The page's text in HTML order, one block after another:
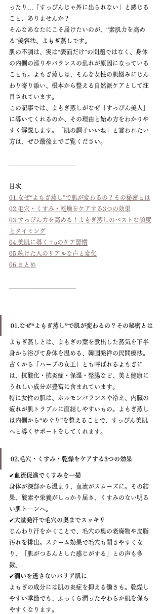
ったり…「すっぴんじゃ外に出られない」と感じる
こと、ありませんか？
そんなあなたにこそ届けたいのが、“素肌力を高め
る”美容法、
よもぎ蒸しです。
肌の不調は、実は“表面だけ”の問題ではなく、身体
の内側の巡りやバランスの乱れが原因になっている
ことも。よもぎ蒸しは、そんな女性の肌悩みにじん
わり寄り添い、根本から整える自然派ケアとして注
目されています。
この記事では、よもぎ蒸しがなぜ「すっぴん美人」
に導いてくれるのか、その理由と始め方をわかりや
すく解説します。「肌の調子いいね」と言われたい
方は、ぜひ最後までご覧ください。
———————————
目次
01.なぜ“よもぎ蒸し”で肌が変わるの？その秘密とは
02.毛穴・くすみ・乾燥をケアする3つの効果
03.すっぴん力を高める！よもぎ蒸しのベストな頻度
とタイミング
04.美肌に導く＋αのケア習慣
05.続けた人のリアルな声と変化
06.まとめ
———————————
01.なぜ“よもぎ蒸し”で肌が変わるの？その秘密とは
よもぎ蒸しとは、よもぎの葉を煮出した蒸気を下半
身から浴びて身体を温める、韓国発祥の民間療法。
古くから「ハーブの女王」とも呼ばれるよもぎに
は、抗酸化・抗炎症・保湿・整腸など、美と健康に
うれしい成分が豊富に含まれています。
特に女性の肌は、ホルモンバランスや冷え、内臓の
疲れが肌トラブルに直結しやすいもの。よもぎ蒸し
は内側から“めぐり”を整えることで、すっぴん美肌
へと導くサポートをしてくれます。
02.毛穴・くすみ・乾燥をケアする3つの効果
✔ 血流促進でくすみを一掃
身体が深部から温まり、血流がスムーズに。その結
果、酸素や栄養がしっかり届き、くすみのない明る
い肌トーンへ。
✔大量発汗で毛穴の奥までスッキリ
じんわり汗をかくことで、毛穴の奥の老廃物や皮脂
汚れを排出。スチーム効果で毛穴も開きやすくな
り、「肌がつるんとした感じがする」との声も多
数。
✔潤いを逃さないバリア肌に
よもぎの成分には肌の炎症を抑える働きも。乾燥し
やすい季節でも、ふっくら潤ったやわらか肌を保ち
やすくなります。